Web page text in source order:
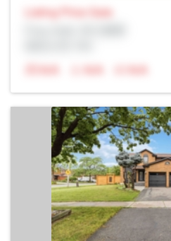
Listing Price Sale
N/A
N/A N/A